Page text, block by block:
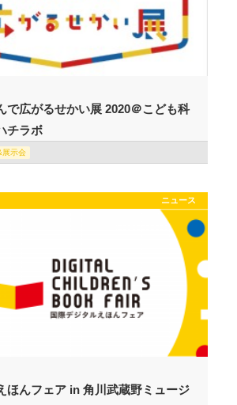
で広がるせかい展 2020＠こども科
チラボ
展示会
ニュース
ほんフェア in 角川武蔵野ミュージ